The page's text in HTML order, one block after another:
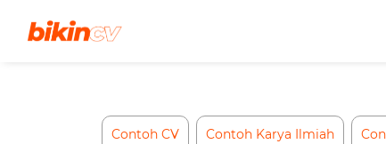
Contoh CV Contoh Karya Ilmiah